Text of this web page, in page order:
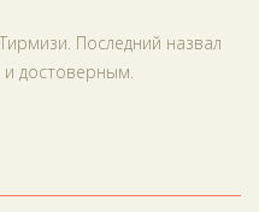
Последний назвал
достоверным.